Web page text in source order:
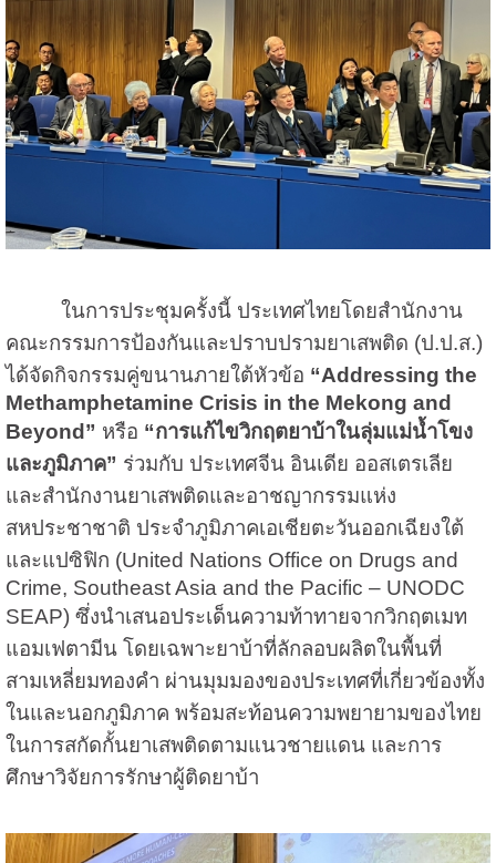
ในการประชุมครั้งนี้ ประเทศไทยโดยสำนักงาน
คณะกรรมการป้องกันและปราบปรามยาเสพติด (ป.ป.ส.)
ได้จัดกิจกรรมคู่ขนานภายใต้หัวข้อ “Addressing the
Methamphetamine Crisis in the Mekong and
Beyond” หรือ “การแก้ไขวิกฤตยาบ้าในลุ่มแม่น้ำโขง
และภูมิภาค” ร่วมกับ ประเทศจีน อินเดีย ออสเตรเลีย
และสำนักงานยาเสพติดและอาชญากรรมแห่ง
สหประชาชาติ ประจำภูมิภาคเอเชียตะวันออกเฉียงใต้
และแปซิฟิก (United Nations Office on Drugs and
Crime, Southeast Asia and the Pacific – UNODC
SEAP) ซึ่งนำเสนอประเด็นความท้าทายจากวิกฤตเมท
แอมเฟตามีน โดยเฉพาะยาบ้าที่ลักลอบผลิตในพื้นที่
สามเหลี่ยมทองคำ ผ่านมุมมองของประเทศที่เกี่ยวข้องทั้ง
ในและนอกภูมิภาค พร้อมสะท้อนความพยายามของไทย
ในการสกัดกั้นยาเสพติดตามแนวชายแดน และการ
ศึกษาวิจัยการรักษาผู้ติดยาบ้า